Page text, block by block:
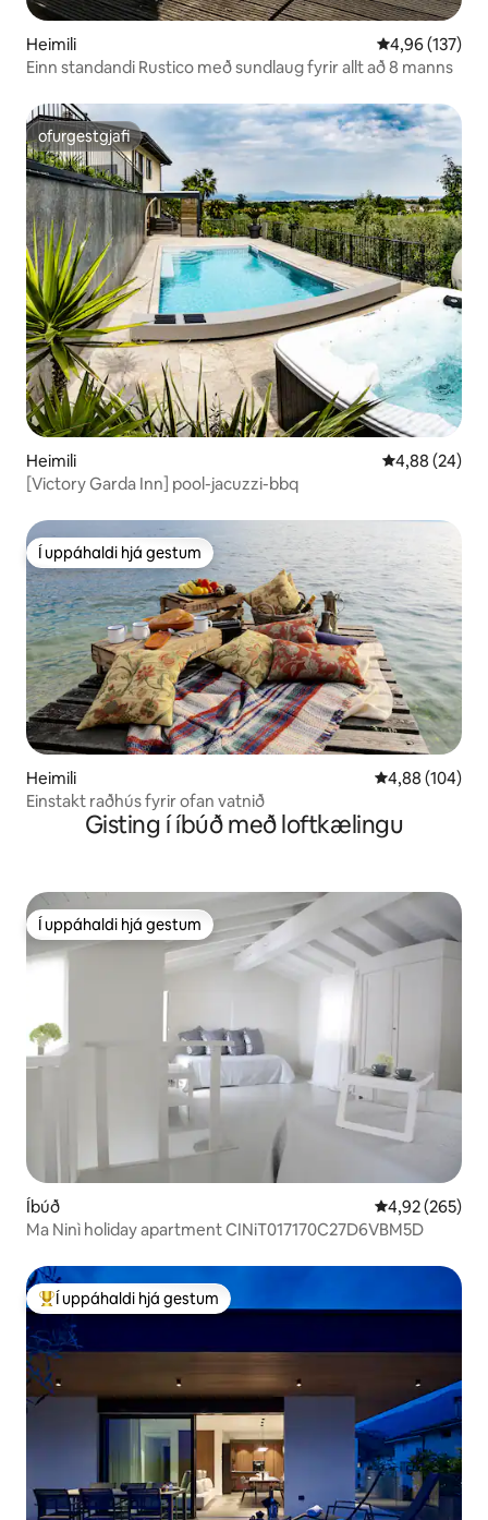
Heimili 4,96 af 5 í
4,96 (137)
Einn standandi Rustico með sundlaug fyrir allt að 8 manns
ofurgestgjafi
ofurgestgjafi
Heimili 4,88 af 5 í
4,88 (24)
[Victory Garda Inn] pool-jacuzzi-bbq
Í uppáhaldi hjá gestum
Í uppáhaldi hjá gestum
Heimili 4,88 af 5 í
4,88 (104)
Einstakt raðhús fyrir ofan vatnið
Gisting í íbúð með loftkælingu
Í uppáhaldi hjá gestum
Í uppáhaldi hjá gestum
Íbúð 4,92 af 5 í
4,92 (265)
Ma Ninì holiday apartment CINiT017170C27D6VBM5D
Í mestu uppáhaldi hjá gestum
Í uppáhaldi hjá gestum